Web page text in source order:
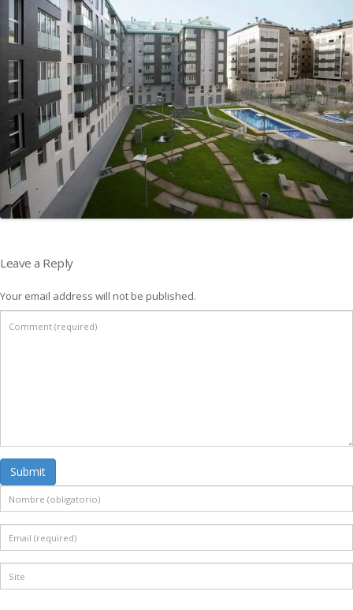
Leave a Reply
Your email address will not be published.
Submit